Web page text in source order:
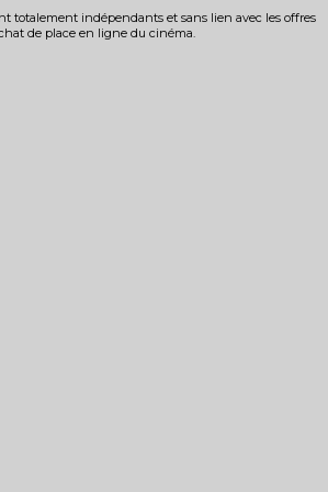
totalement indépendants et sans lien avec les offres
de place en ligne du cinéma.